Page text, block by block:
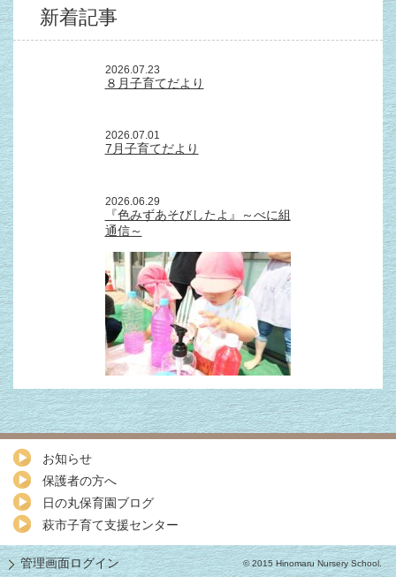
新着記事
2026.07.23
８月子育てだより
2026.07.01
7月子育てだより
2026.06.29
『色みずあそびしたよ』～べに組
通信～
お知らせ
保護者の方へ
日の丸保育園ブログ
萩市子育て支援センター
管理画面ログイン © 2015 Hinomaru Nursery School.